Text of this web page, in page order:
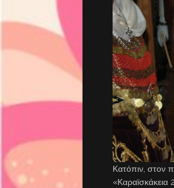
Κατόπιν, στον
«Καραϊσκάκεια